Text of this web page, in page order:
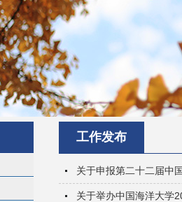
工作发布
关于申报第二十二届中
关于举办中国海洋大学